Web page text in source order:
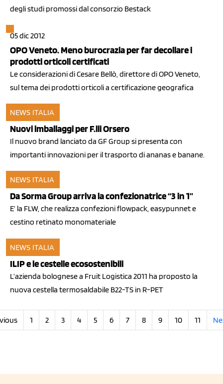
degli studi promossi dal consorzio Bestack
05 dic 2012
OPO Veneto. Meno burocrazia per far decollare i
prodotti orticoli certificati
Le considerazioni di Cesare Bellò, direttore di OPO Veneto,
sul tema dei prodotti orticoli a certificazione geografica
NEWS ITALIA
25 gen 2012
Nuovi imballaggi per F.lli Orsero
Il nuovo brand lanciato da GF Group si presenta con
importanti innovazioni per il trasporto di ananas e banane.
NEWS ITALIA
21 ott 2011
Da Sorma Group arriva la confezionatrice “3 in 1”
E’ la FLW, che realizza confezioni flowpack, easypunnet e
cestino retinato monomateriale
NEWS ITALIA
17 feb 2011
ILIP e le cestelle ecosostenibili
L’azienda bolognese a Fruit Logistica 2011 ha proposto la
nuova cestella termosaldabile B22-TS in R-PET
1 2 3 4 5 6 7 8 9 10 11